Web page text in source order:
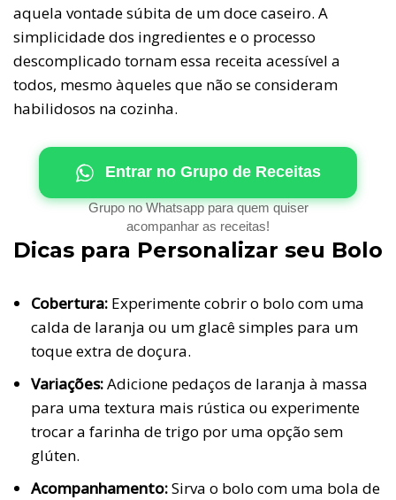
aquela vontade súbita de um doce caseiro. A
simplicidade dos ingredientes e o processo
descomplicado tornam essa receita acessível a
todos, mesmo àqueles que não se consideram
habilidosos na cozinha.
Entrar no Grupo de Receitas
Grupo no Whatsapp para quem quiser
acompanhar as receitas!
Dicas para Personalizar seu Bolo
Cobertura: Experimente cobrir o bolo com uma
calda de laranja ou um glacê simples para um
toque extra de doçura.
Variações:Adicione pedaços de laranja à massa
para uma textura mais rústica ou experimente
trocar a farinha de trigo por uma opção sem
glúten.
Acompanhamento:Sirva o bolo com uma bola de